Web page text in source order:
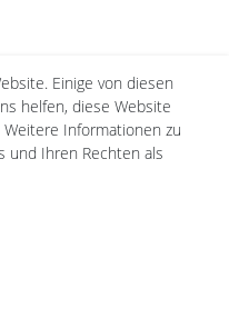
Einige von diesen
helfen, diese Website
Informationen zu
und Ihren Rechten als